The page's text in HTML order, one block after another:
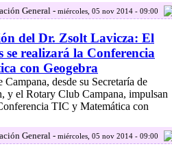
General - miércoles, 05 nov 2014 - 09:00
del Dr. Zsolt Lavicza: El
se realizará la Conferencia
con Geogebra
desde su Secretaría de
y el Rotary Club Campana, impulsan
TIC y Matemática con
General - miércoles, 05 nov 2014 - 09:00